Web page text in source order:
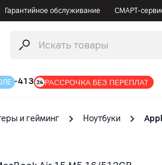
Гарантийное обслуживание СМАРТ-
РАССРОЧКА БЕЗ ПЕРЕПЛАТ
и гейминг Ноутбуки